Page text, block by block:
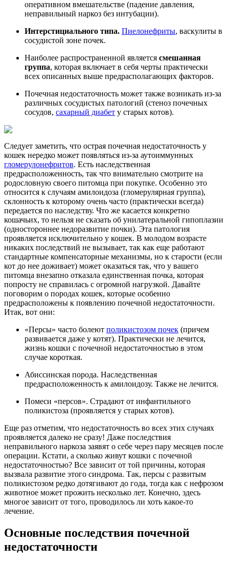
оперативном вмешательстве (падение давления,
неправильный наркоз без интубации).
Интерстициального типа. Пиелонефриты, васкулиты в
сосудистой зоне почек.
Наиболее распространенной является смешанная
группа, которая включает в себя черты практически
всех описанных выше предрасполагающих факторов.
Почечная недостаточность может также возникать из-за
различных сосудистых патологий (стеноз почечных
сосудов, сахарный диабет у старых котов).
Следует заметить, что острая почечная недостаточность у
кошек нередко может появляться из-за аутоиммунных
гломерулонефритов. Есть наследственная
предрасположенность, так что внимательно смотрите на
родословную своего питомца при покупке. Особенно это
относится к случаям амилоидоза (гломерулярная группа),
склонность к которому очень часто (практически всегда)
передается по наследству. Что же касается конкретно
кошачьих, то нельзя не сказать об унилатеральной гипоплазии
(одностороннее недоразвитие почки). Эта патология
проявляется исключительно у кошек. В молодом возрасте
никаких последствий не вызывает, так как еще работают
стандартные компенсаторные механизмы, но к старости (если
кот до нее доживает) может оказаться так, что у вашего
питомца внезапно отказала единственная почка, которая
попросту не справилась с огромной нагрузкой. Давайте
поговорим о породах кошек, которые особенно
предрасположены к появлению почечной недостаточности.
Итак, вот они:
«Персы» часто болеют поликистозом почек (причем
развивается даже у котят). Практически не лечится,
жизнь кошки с почечной недостаточностью в этом
случае короткая.
Абиссинская порода. Наследственная
предрасположенность к амилоидозу. Также не лечится.
Помеси «персов». Страдают от инфантильного
поликистоза (проявляется у старых котов).
Еще раз отметим, что недостаточность во всех этих случаях
проявляется далеко не сразу! Даже последствия
неправильного наркоза заявят о себе через пару месяцев после
операции. Кстати, а сколько живут кошки с почечной
недостаточностью? Все зависит от той причины, которая
вызвала развитие этого синдрома. Так, персы с развитым
поликистозом редко дотягивают до года, тогда как с нефрозом
животное может прожить несколько лет. Конечно, здесь
многое зависит от того, проводилось ли хоть какое-то
лечение.
Основные последствия почечной
недостаточности